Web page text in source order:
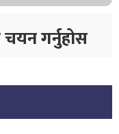
गर्नुहोस